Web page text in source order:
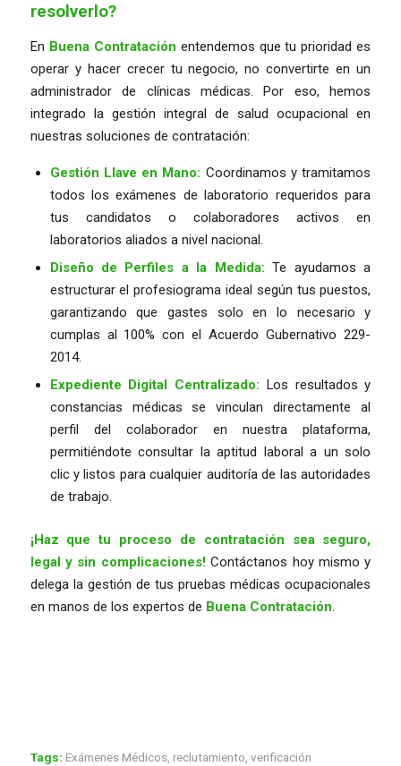
resolverlo?
En Buena Contratación entendemos que tu prioridad es
operar y hacer crecer tu negocio, no convertirte en un
administrador de clínicas médicas. Por eso, hemos
integrado la gestión integral de salud ocupacional en
nuestras soluciones de contratación:
Gestión Llave en Mano: Coordinamos y tramitamos
todos los exámenes de laboratorio requeridos para
tus candidatos o colaboradores activos en
laboratorios aliados a nivel nacional.
Diseño de Perfiles a la Medida:Te ayudamos a
estructurar el profesiograma ideal según tus puestos,
garantizando que gastes solo en lo necesario y
cumplas al 100% con el Acuerdo Gubernativo 229-
2014.
Expediente Digital Centralizado: Los resultados y
constancias médicas se vinculan directamente al
perfil del colaborador en nuestra plataforma,
permitiéndote consultar la aptitud laboral a un solo
clic y listos para cualquier auditoría de las autoridades
de trabajo.
¡Haz que tu proceso de contratación sea seguro,
legal y sin complicaciones!Contáctanos hoy mismo y
delega la gestión de tus pruebas médicas ocupacionales
en manos de los expertos de Buena Contratación.
Tags: Exámenes Médicos, reclutamiento, verificación